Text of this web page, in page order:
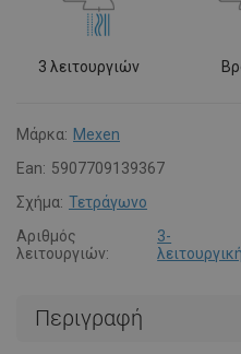
3 λειτουργιών
Μάρκα: Mexen
Ean: 5907709139367
Σχήμα: Τετράγωνο
Αριθμός
λειτουργιών:
3-
λειτουργική
Περιγραφή